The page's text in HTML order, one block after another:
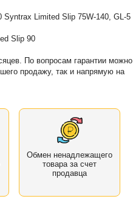
Syntrax Limited Slip 75W-140, GL-5
Slip 90
По вопросам гарантии можно
продажу, так и напрямую на
Обмен ненадлежащего
товара за счет
продавца